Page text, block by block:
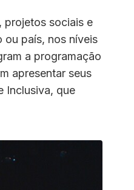
projetos sociais e
ou país, nos níveis
a programação
apresentar seus
Inclusiva, que